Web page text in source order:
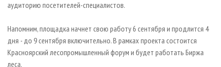
аудиторию посетителей-специалистов.
Напомним, площадка начнет свою работу 6 сентября и продлится 4
дня - до 9 сентября включительно. В рамках проекта состоится
Красноярский лесопромышленный форум и будет работать Биржа
леса.